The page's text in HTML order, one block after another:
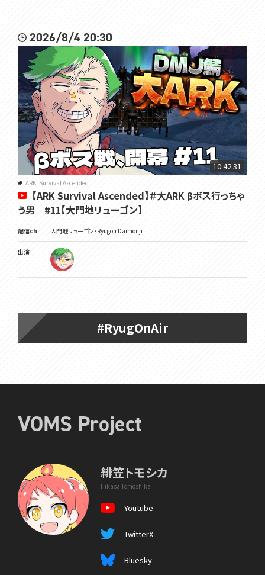
2026/8/4 20:30
10:42:31
ARK: Survival Ascended
【ARK Survival Ascended】＃大ARK βボス行っちゃ
う男 #11【大門地リューゴン】
配信ch 大門地リューゴン・Ryugon Daimonji
出演
#RyugOnAir
VOMS Project
緋笠トモシカ
Hikasa Tomoshika
Youtube
TwitterX
Bluesky